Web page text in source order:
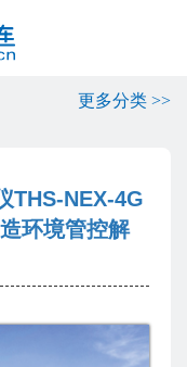
更多分类 >>
THS-NEX-4G
环境管控解